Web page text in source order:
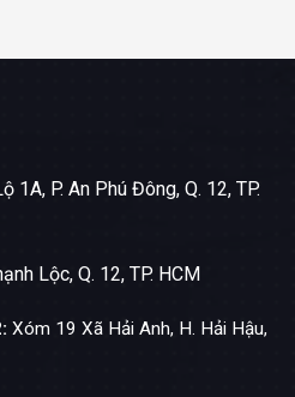
1A, P. An Phú Đông, Q. 12, TP.
Lộc, Q. 12, TP. HCM
Xóm 19 Xã Hải Anh, H. Hải Hậu,